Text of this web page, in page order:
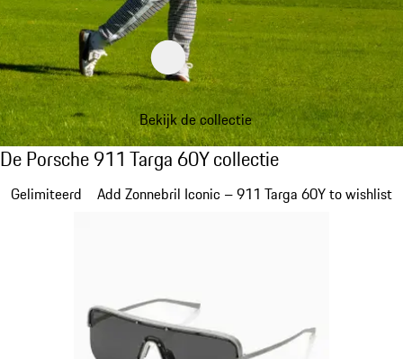
Bekijk de collectie
De Porsche 911 Targa 60Y collectie
De Porsche 911 Targa 60Y collectie
Gelimiteerd Add Zonnebril Iconic – 911 Targa 60Y to wishlist
Dia 1 van 20